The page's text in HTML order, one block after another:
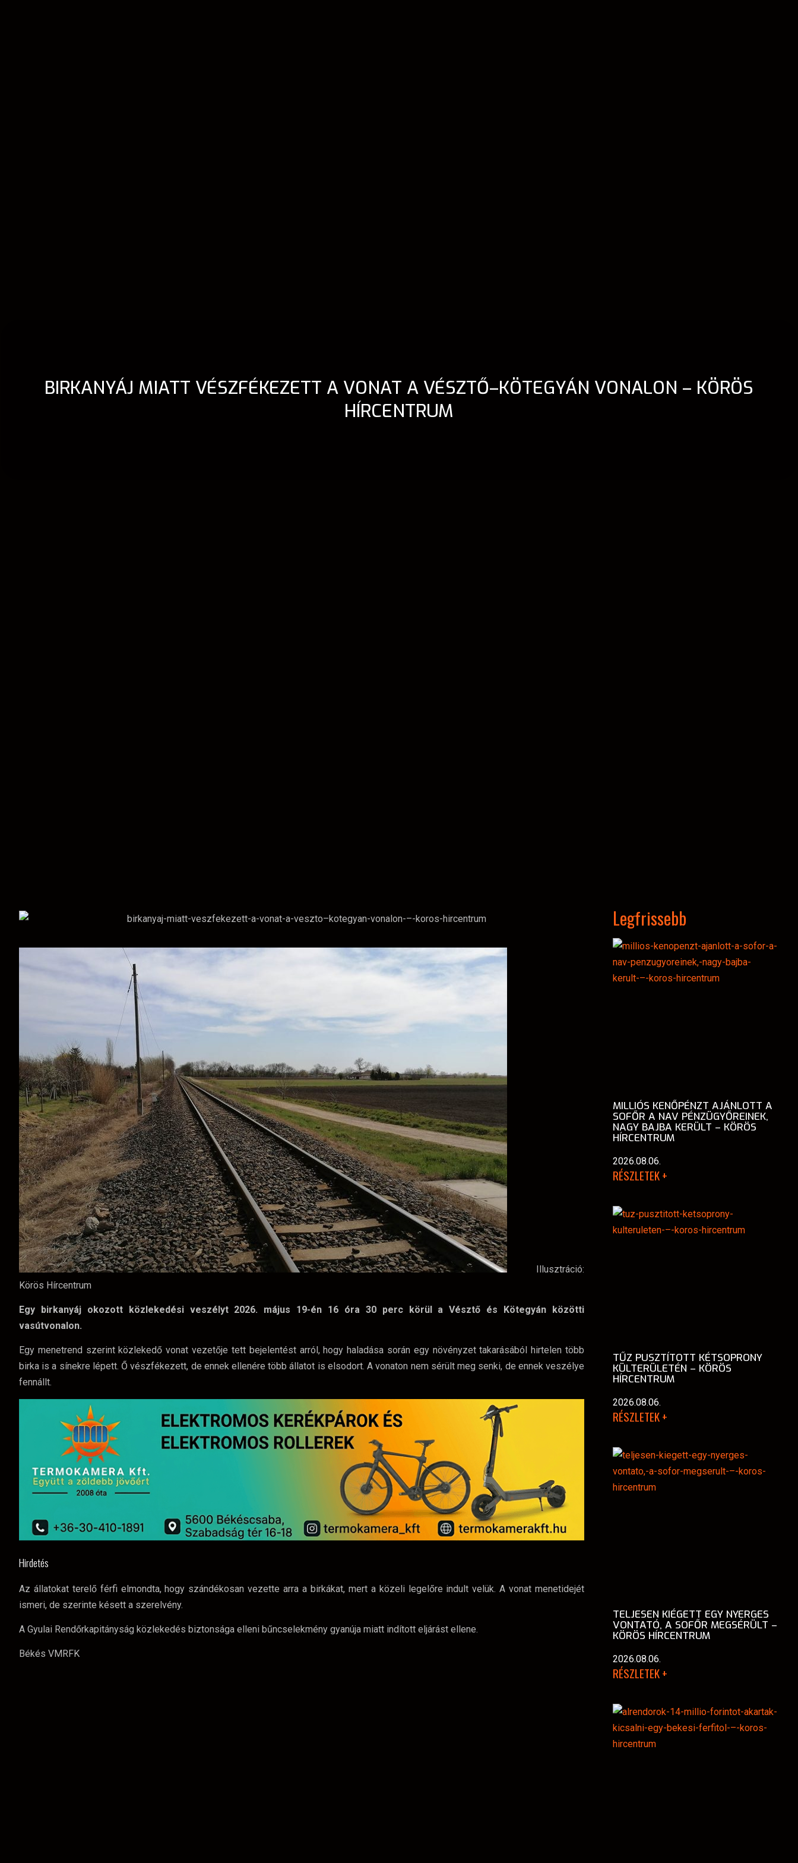
BIRKANYÁJ MIATT VÉSZFÉKEZETT A VONAT A VÉSZTŐ–KÖTEGYÁN VONALON – KÖRÖS
HÍRCENTRUM
Illusztráció:
Körös Hírcentrum
Egy birkanyáj okozott közlekedési veszélyt 2026. május 19-én 16 óra 30 perc körül a Vésztő és Kötegyán közötti
vasútvonalon.
Egy menetrend szerint közlekedő vonat vezetője tett bejelentést arról, hogy haladása során egy növényzet takarásából hirtelen több
birka is a sínekre lépett. Ő vészfékezett, de ennek ellenére több állatot is elsodort. A vonaton nem sérült meg senki, de ennek veszélye
fennállt.
Hirdetés
Az állatokat terelő férfi elmondta, hogy szándékosan vezette arra a birkákat, mert a közeli legelőre indult velük. A vonat menetidejét
ismeri, de szerinte késett a szerelvény.
A Gyulai Rendőrkapitányság közlekedés biztonsága elleni bűncselekmény gyanúja miatt indított eljárást ellene.
Békés VMRFK
Legfrissebb
MILLIÓS KENŐPÉNZT AJÁNLOTT A
SOFŐR A NAV PÉNZÜGYŐREINEK,
NAGY BAJBA KERÜLT – KÖRÖS
HÍRCENTRUM
2026.08.06.
RÉSZLETEK +
TŰZ PUSZTÍTOTT KÉTSOPRONY
KÜLTERÜLETÉN – KÖRÖS
HÍRCENTRUM
2026.08.06.
RÉSZLETEK +
TELJESEN KIÉGETT EGY NYERGES
VONTATÓ, A SOFŐR MEGSÉRÜLT –
KÖRÖS HÍRCENTRUM
2026.08.06.
RÉSZLETEK +